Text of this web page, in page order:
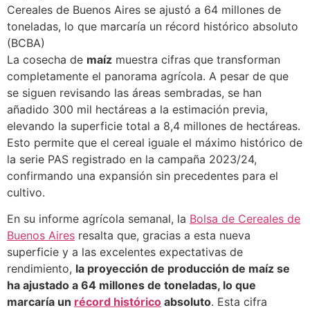
Cereales de Buenos Aires se ajustó a 64 millones de
toneladas, lo que marcaría un récord histórico absoluto
(BCBA)
La cosecha de maíz muestra cifras que transforman
completamente el panorama agrícola. A pesar de que
se siguen revisando las áreas sembradas, se han
añadido 300 mil hectáreas a la estimación previa,
elevando la superficie total a 8,4 millones de hectáreas.
Esto permite que el cereal iguale el máximo histórico de
la serie PAS registrado en la campaña 2023/24,
confirmando una expansión sin precedentes para el
cultivo.
En su informe agrícola semanal, la Bolsa de Cereales de
Buenos Aires resalta que, gracias a esta nueva
superficie y a las excelentes expectativas de
rendimiento, la proyección de producción de maíz se
ha ajustado a 64 millones de toneladas, lo que
marcaría un récord histórico absoluto. Esta cifra